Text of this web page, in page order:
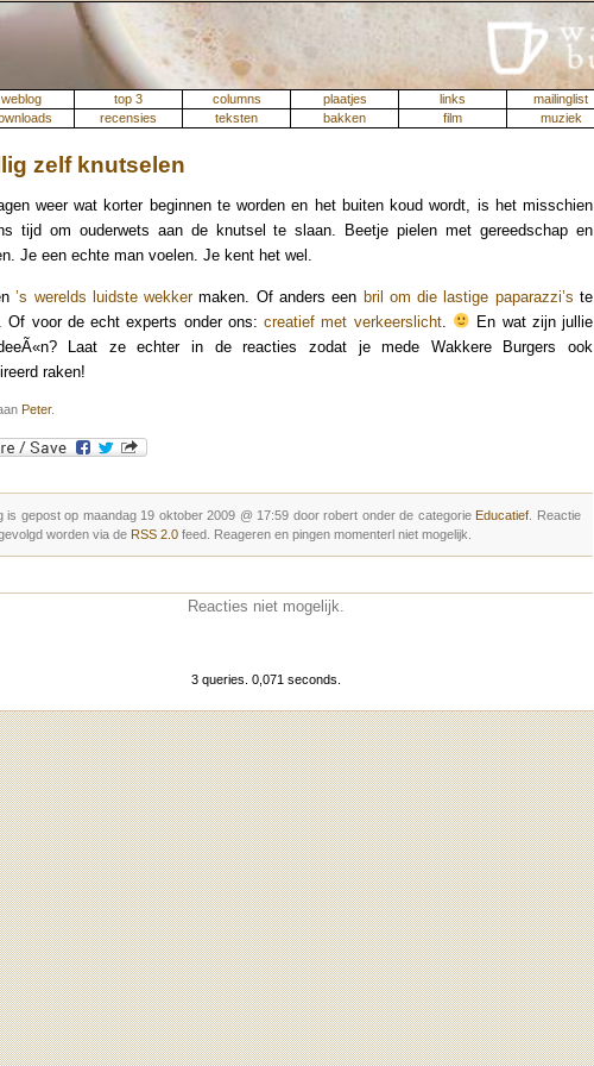
weblog top 3 columns plaatjes links mailinglist
recensies teksten bakken film muziek
zelf knutselen
weer wat korter beginnen te worden en het buiten koud wordt, is het misschien
tijd om ouderwets aan de knutsel te slaan. Beetje pielen met gereedschap en
Je een echte man voelen. Je kent het wel.
’s werelds luidste wekkermaken. Of anders een bril om die lastige paparazzi’s te
Of voor de echt experts onder ons:creatief met verkeerslicht.
En wat zijn jullie
Laat ze echter in de reacties zodat je mede Wakkere Burgers ook
raken!
Peter.
is gepost op maandag 19 oktober 2009 @ 17:59 door robert onder de categorieEducatief . Reactie
worden via de RSS 2.0 feed. Reageren en pingen momenterl niet mogelijk.
Reacties niet mogelijk.
3 queries. 0,071 seconds.